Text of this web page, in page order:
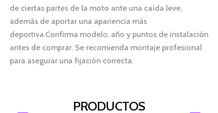
de ciertas partes de la moto ante una caída leve,
además de aportar una apariencia más
deportiva.Confirma modelo, año y puntos de instalación
antes de comprar. Se recomienda montaje profesional
para asegurar una fijación correcta.
PRODUCTOS